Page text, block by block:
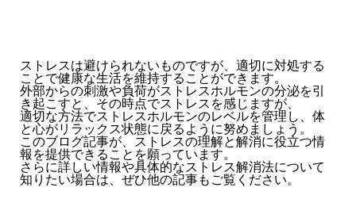
ストレスは避けられないものですが、適切に対処する
ことで健康な生活を維持することができます。
外部からの刺激や負荷がストレスホルモンの分泌を引
き起こすと、その時点でストレスを感じますが、
適切な方法でストレスホルモンのレベルを管理し、体
と心がリラックス状態に戻るように努めましょう。
このブログ記事が、ストレスの理解と解消に役立つ情
報を提供できることを願っています。
さらに詳しい情報や具体的なストレス解消法について
知りたい場合は、ぜひ他の記事もご覧ください。